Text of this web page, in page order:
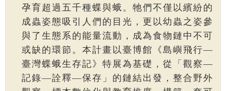
孕育超過五千種蝶與蛾。牠們不僅以繽紛的
成蟲姿態吸引人們的目光，更以幼蟲之姿參
與了生態系的能量流動，成為食物鏈中不可
或缺的環節。本計畫以臺博館《島嶼飛行—
臺灣蝶蛾生存記》特展為基礎，從「觀察—
記錄—詮釋—保存」的鏈結出發，整合野外